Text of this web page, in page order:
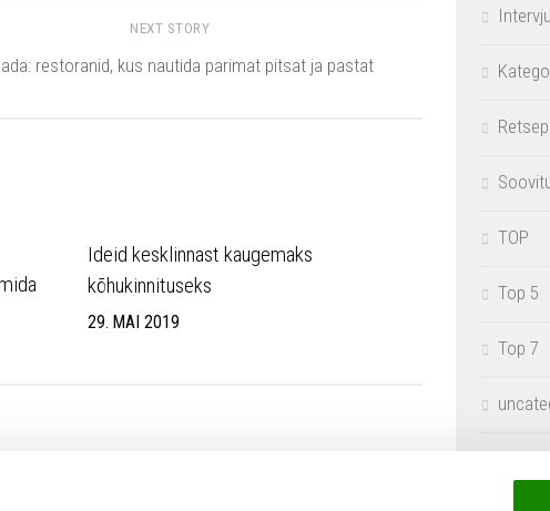
NEXT STORY
restoranid, kus nautida parimat pitsat ja pastat
Ideid kesklinnast kaugemaks
kõhukinnituseks
29. MAI 2019
TOP
Top 5
Top 7